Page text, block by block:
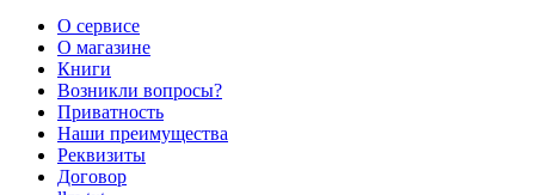
О сервисе
О магазине
Книги
Возникли вопросы?
Приватность
Наши преимущества
Реквизиты
Договор